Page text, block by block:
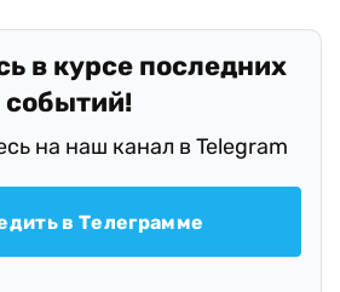
в курсе последних
событий!
на наш канал в Telegram
в Телеграмме